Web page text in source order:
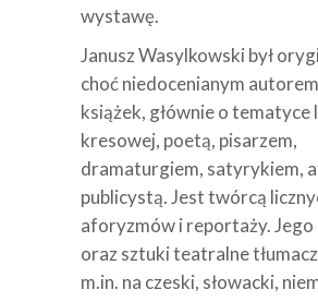
wystawę.
Janusz Wasylkowski był
choć niedocenianym
książek, głównie o tematyce
kresowej, poetą, pisarzem,
dramaturgiem, satyrykiem,
publicystą. Jest twórcą
aforyzmów i reportaży. Jego
oraz sztuki teatralne
m.in. na czeski, słowacki,